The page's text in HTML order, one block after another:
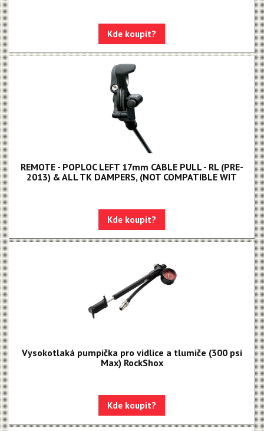
Kde koupit?
REMOTE - POPLOC LEFT 17mm CABLE PULL - RL (PRE-
2013) & ALL TK DAMPERS, (NOT COMPATIBLE WIT
Kde koupit?
Vysokotlaká pumpička pro vidlice a tlumiče (300 psi
Max) RockShox
Kde koupit?